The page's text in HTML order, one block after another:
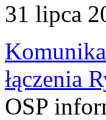
31 lipca
łączenia
OSP